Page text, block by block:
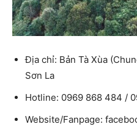
Địa chỉ: Bản Tà Xùa
Sơn La
Hotline: 0969 868 484 /
Website/Fanpage: